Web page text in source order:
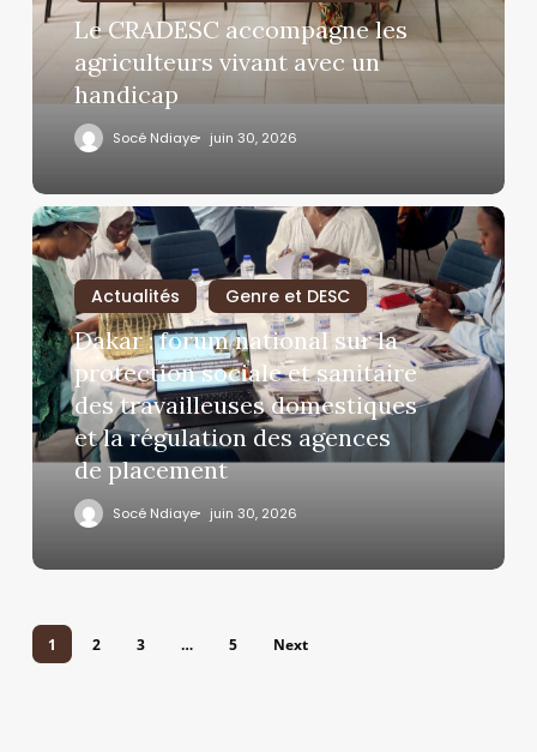
Le CRADESC accompagne les
agriculteurs vivant avec un
handicap
Socé Ndiaye juin 30, 2026
Actualités Genre et DESC
Dakar : forum national sur la
protection sociale et sanitaire
des travailleuses domestiques
et la régulation des agences
de placement
Socé Ndiaye juin 30, 2026
1 2 3 … 5 Next